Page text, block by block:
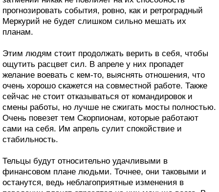
прогнозировать события, ровно, как и ретроградный
Меркурий не будет слишком сильно мешать их
планам.
Этим людям стоит продолжать верить в себя, чтобы
ощутить расцвет сил. В апреле у них пропадет
желание воевать с кем-то, выяснять отношения, что
очень хорошо скажется на совместной работе. Также
сейчас не стоит отказываться от командировок и
смены работы, но лучше не сжигать мосты полностью.
Очень повезет тем Скорпионам, которые работают
сами на себя. Им апрель сулит спокойствие и
стабильность.
Тельцы будут относительно удачливыми в
финансовом плане людьми. Точнее, они таковыми и
останутся, ведь неблагоприятные изменения в